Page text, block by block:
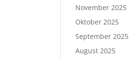
November 2025
Oktober 2025
September 2025
August 2025